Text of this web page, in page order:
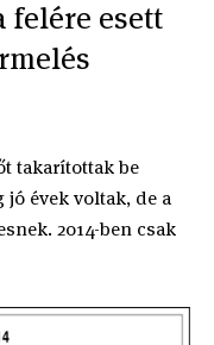
felére esett
takarítottak be
jó évek voltak, de a
2014-ben csak